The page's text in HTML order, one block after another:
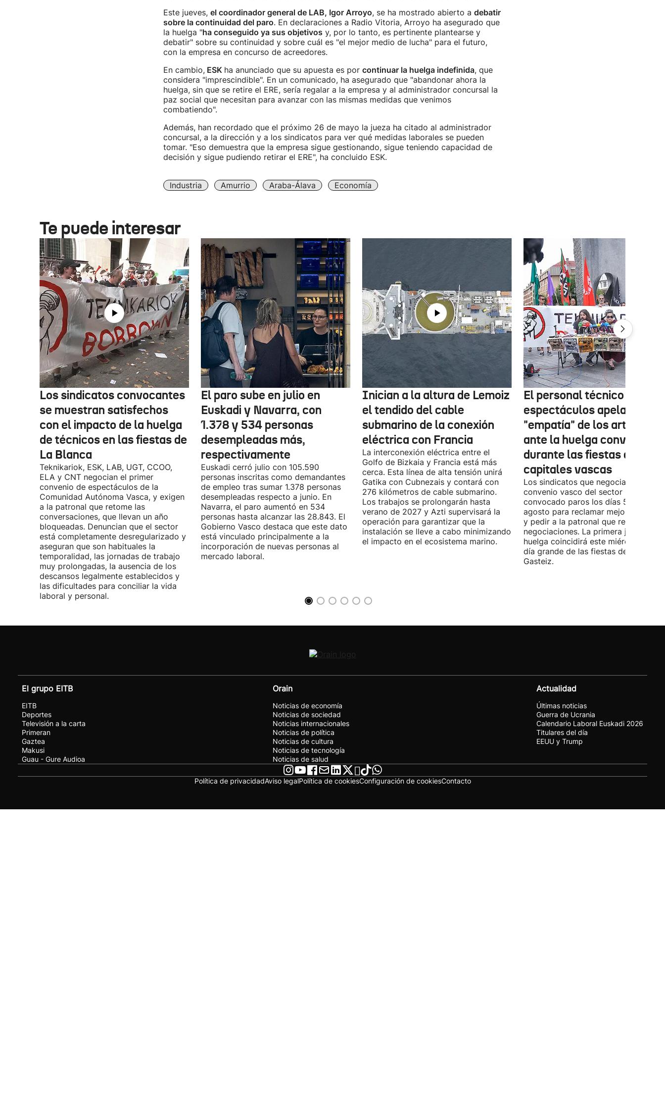
Este jueves, el coordinador general de LAB, Igor Arroyo, se ha mostrado abierto a debatir
sobre la continuidad del paro. En declaraciones a Radio Vitoria, Arroyo ha asegurado que
la huelga "ha conseguido ya sus objetivos y, por lo tanto, es pertinente plantearse y
debatir" sobre su continuidad y sobre cuál es "el mejor medio de lucha" para el futuro,
con la empresa en concurso de acreedores.
En cambio,ESK ha anunciado que su apuesta es por continuar la huelga indefinida, que
considera "imprescindible". En un comunicado, ha asegurado que "abandonar ahora la
huelga, sin que se retire el ERE, sería regalar a la empresa y al administrador concursal la
paz social que necesitan para avanzar con las mismas medidas que venimos
combatiendo".
Además, han recordado que el próximo 26 de mayo la jueza ha citado al administrador
concursal, a la dirección y a los sindicatos para ver qué medidas laborales se pueden
tomar. "Eso demuestra que la empresa sigue gestionando, sigue teniendo capacidad de
decisión y sigue pudiendo retirar el ERE", ha concluido ESK.
Industria Amurrio Araba-Álava Economía
Te puede interesar
Los sindicatos convocantes
se muestran satisfechos
con el impacto de la huelga
de técnicos en las fiestas de
La Blanca
Teknikariok, ESK, LAB, UGT, CCOO,
ELA y CNT negocian el primer
convenio de espectáculos de la
Comunidad Autónoma Vasca, y exigen
a la patronal que retome las
conversaciones, que llevan un año
bloqueadas. Denuncian que el sector
está completamente desregularizado y
aseguran que son habituales la
temporalidad, las jornadas de trabajo
muy prolongadas, la ausencia de los
descansos legalmente establecidos y
las dificultades para conciliar la vida
laboral y personal.
El paro sube en julio en
Euskadi y Navarra, con
1.378 y 534 personas
desempleadas más,
respectivamente
Euskadi cerró julio con 105.590
personas inscritas como demandantes
de empleo tras sumar 1.378 personas
desempleadas respecto a junio. En
Navarra, el paro aumentó en 534
personas hasta alcanzar las 28.843. El
Gobierno Vasco destaca que este dato
está vinculado principalmente a la
incorporación de nuevas personas al
mercado laboral.
Inician a la altura de Lemoiz
el tendido del cable
submarino de la conexión
eléctrica con Francia
La interconexión eléctrica entre el
Golfo de Bizkaia y Francia está más
cerca. Esta línea de alta tensión unirá
Gatika con Cubnezais y contará con
276 kilómetros de cable submarino.
Los trabajos se prolongarán hasta
verano de 2027 y Azti supervisará la
operación para garantizar que la
instalación se lleve a cabo minimizando
el impacto en el ecosistema marino.
El personal técnico de
espectáculos apela a la
"empatía" de los artistas
ante la huelga convocada
durante las fiestas de las
capitales vascas
Los sindicatos que negocian el
convenio vasco del sector han
convocado paros los días 5, 14 y 26
agosto para reclamar mejoras
y pedir a la patronal que retome las
negociaciones. La primera jornada de
huelga coincidirá este miércoles con
día grande de las fiestas de Vitoria-
Gasteiz.
El grupo EITB
EITB
Deportes
Televisión a la carta
Primeran
Gaztea
Makusi
Guau - Gure Audioa
Orain
Noticias de economía
Noticias de sociedad
Noticias internacionales
Noticias de política
Noticias de cultura
Noticias de tecnología
Noticias de salud
Actualidad
Últimas noticias
Guerra de Ucrania
Calendario Laboral Euskadi 2026
Titulares del día
EEUU y Trump
Política de privacidadAviso legalPolítica de cookiesConfiguración de cookiesContacto